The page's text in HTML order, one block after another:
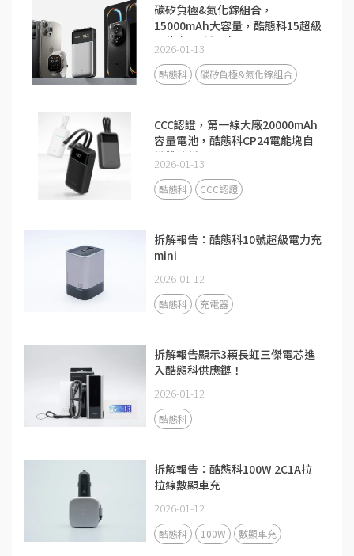
碳矽負極&氮化鎵組合，
15000mAh大容量，酷態科15超級
電能卡Air新品來了！
2026-01-13
酷態科 碳矽負極&氮化鎵組合
CCC認證，第一線大廠20000mAh
容量電池，酷態科CP24電能塊自
備雙線新品
2026-01-13
酷態科 CCC認證
拆解報告：酷態科10號超級電力充
mini
2026-01-12
酷態科 充電器
拆解報告顯示3顆長虹三傑電芯進
入酷態科供應鏈！
2026-01-12
酷態科
拆解報告：酷態科100W 2C1A拉
拉線數顯車充
2026-01-12
酷態科 100W 數顯車充